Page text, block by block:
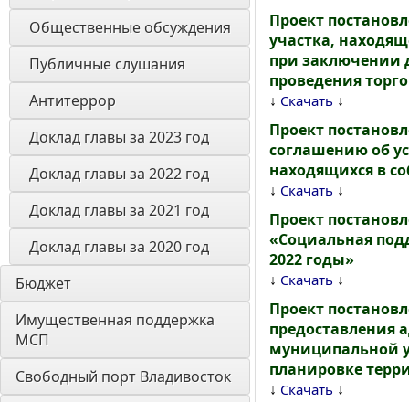
Общественные обсуждения
Публичные слушания
Антитеррор
Доклад главы за 2023 год
Доклад главы за 2022 год
Доклад главы за 2021 год
Доклад главы за 2020 год
Бюджет
Имущественная поддержка
МСП
Свободный порт Владивосток
Проект
участка,
при заключении
проведения
↓ Скачать ↓
Проект
соглашению об
находящихся в
↓ Скачать ↓
Проект
«Социальная
2022 годы»
↓ Скачать ↓
Проект
предоставления
муниципальной
планировке
↓ Скачать ↓